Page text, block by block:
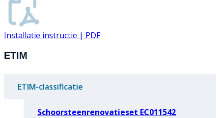
Installatie instructie | PDF
ETIM
ETIM-classificatie
Schoorsteenrenovatieset EC011542